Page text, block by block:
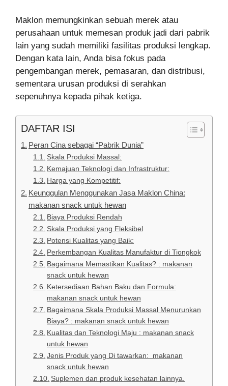
Maklon memungkinkan sebuah merek atau
perusahaan untuk memesan produk jadi dari pabrik
lain yang sudah memiliki fasilitas produksi lengkap.
Dengan kata lain, Anda bisa fokus pada
pengembangan merek, pemasaran, dan distribusi,
sementara urusan produksi di serahkan
sepenuhnya kepada pihak ketiga.
DAFTAR ISI
Peran Cina sebagai “Pabrik Dunia”
Skala Produksi Massal:
Kemajuan Teknologi dan Infrastruktur:
Harga yang Kompetitif:
Keunggulan Menggunakan Jasa Maklon China:
makanan snack untuk hewan
Biaya Produksi Rendah
Skala Produksi yang Fleksibel
Potensi Kualitas yang Baik:
Perkembangan Kualitas Manufaktur di Tiongkok
Bagaimana Memastikan Kualitas? : makanan
snack untuk hewan
Ketersediaan Bahan Baku dan Formula:
makanan snack untuk hewan
Bagaimana Skala Produksi Massal Menurunkan
Biaya? : makanan snack untuk hewan
Kualitas dan Teknologi Maju : makanan snack
untuk hewan
Jenis Produk yang Di tawarkan: makanan
snack untuk hewan
Suplemen dan produk kesehatan lainnya.